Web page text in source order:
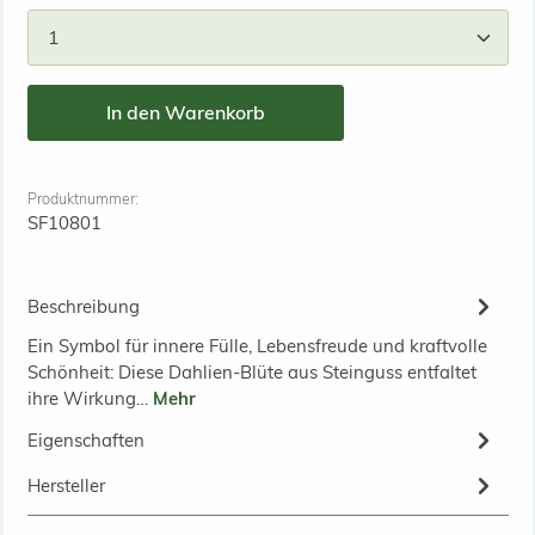
In den Warenkorb
Produktnummer:
SF10801
Beschreibung
Ein Symbol für innere Fülle, Lebensfreude und kraftvolle
Schönheit: Diese Dahlien-Blüte aus Steinguss entfaltet
ihre Wirkung… Mehr
Eigenschaften
Hersteller